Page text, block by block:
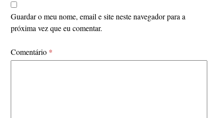
Guardar o meu nome, email e site neste navegador para a
próxima vez que eu comentar.
Comentário *